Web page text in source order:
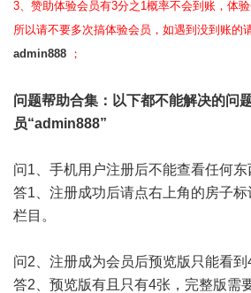
3、赞助体验会员有3分之1概率不会到账，体
所以请不要多次搞体验会员，如遇到没到账的
admin888 ；
问题帮助合集 ：以下都不能解决的问
员“admin888”
问1、手机用户注册后不能查看任何东
答1、注册成功后请点右上角的房子
栏目。
问2、注册成为会员后预览版只能看到
答2、预览版有且只有4张，完整版需